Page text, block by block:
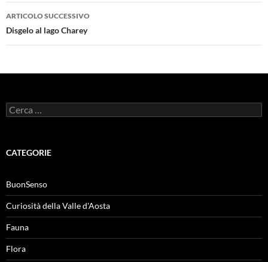
ARTICOLO SUCCESSIVO
Disgelo al lago Charey
Ricerca
per:
CATEGORIE
BuonSenso
Curiosità della Valle d'Aosta
Fauna
Flora